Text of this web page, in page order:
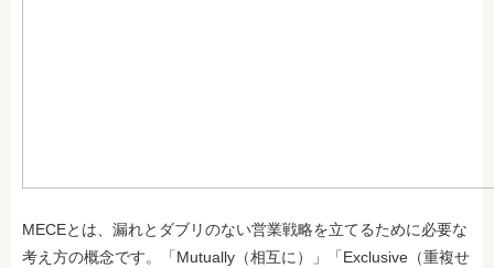
MECEとは、漏れとダブリのない営業戦略を立てるために必要な
考え方の概念です。「Mutually（相互に）」「Exclusive（重複せ